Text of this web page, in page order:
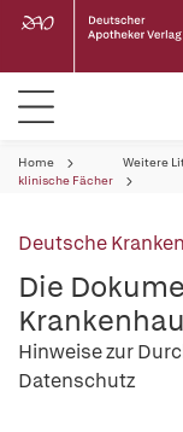
Home Weitere
klinische Fächer
Deutsche
Die
Hinweise zur
Datenschutz